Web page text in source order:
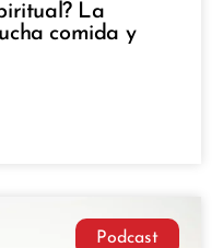
La
comida y
Podcast